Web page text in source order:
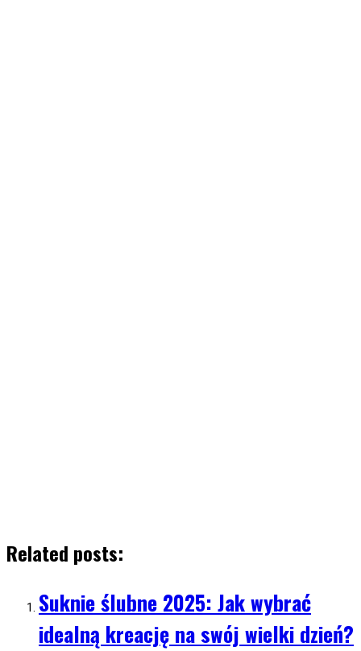
Related posts:
Suknie ślubne 2025: Jak wybrać
idealną kreację na swój wielki dzień?